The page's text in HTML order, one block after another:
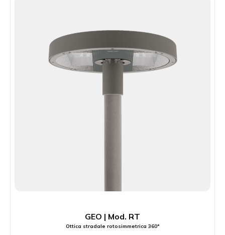
GEO | Mod. RT
Ottica stradale rotosimmetrica 360°